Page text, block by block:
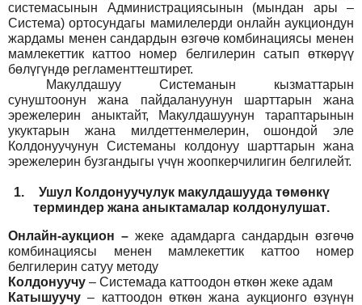
системасынын Администрациясынын (мындан ары –
Система) ортосундагы мамилелерди онлайн аукциондун
жардамы менен сандардын өзгөчө комбинациясы менен
мамлекеттик каттоо номер белгилерин сатып өткөрүү
бөлүгүндө регламенттештирет.
Макулдашуу Системанын кызматтарын
сунуштоонун жана пайдалануунун шарттарын жана
эрежелерин аныктайт, Макулдашуунун тараптарынын
укуктарын жана милдеттенмелерин, ошондой эле
Колдонуучунун Системаны колдонуу шарттарын жана
эрежелерин бузгандыгы үчүн жоопкерчилигин белгилейт.
1.
Ушул Колдонуучулук макулдашууда төмөнкү
терминдер жана аныктамалар колдонулушат.
Онлайн-аукцион – жеке адамдарга сандардын өзгөчө
комбинациясы менен мамлекеттик каттоо номер
белгилерин сатуу методу
Колдонуучу – Системада каттоодон өткөн жеке адам
Катышуучу – каттоодон өткөн жана аукционго өзүнүн